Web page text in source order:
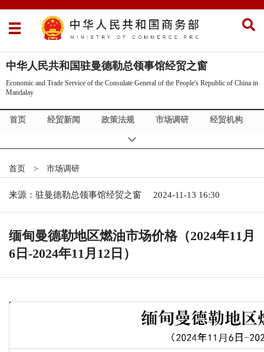
中华人民共和国驻曼德勒总领事馆经贸之窗
Economic and Trade Service of the Consulate General of the People's Republic of China in
Mandalay
首页 经贸新闻 政策法规 市场调研 经贸机构
首页 > 市场调研
来源：驻曼德勒总领事馆经贸之窗 2024-11-13 16:30
缅甸曼德勒地区燃油市场价格（2024年11月
6日-2024年11月12日）